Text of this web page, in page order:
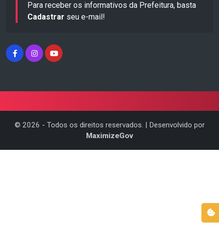
Para receber os informativos da Prefeitura, basta
Cadastrar seu e-mail!
© 2026 - Todos os direitos reservados. | Desenvolvido por
MaximizeGov